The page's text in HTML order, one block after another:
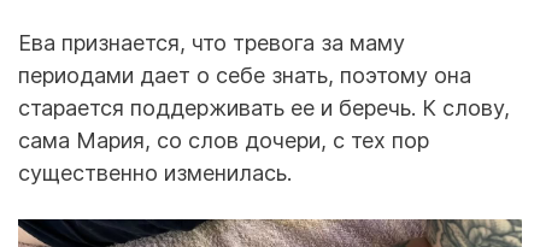
Ева признается, что тревога за маму
периодами дает о себе знать, поэтому она
старается поддерживать ее и беречь. К слову,
сама Мария, со слов дочери, с тех пор
существенно изменилась.